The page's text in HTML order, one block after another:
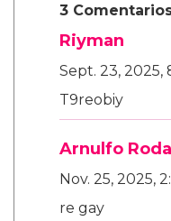
3
Riyman
Sept. 23, 2025,
T9reobiy
Arnulfo
Nov. 25, 2025,
re gay